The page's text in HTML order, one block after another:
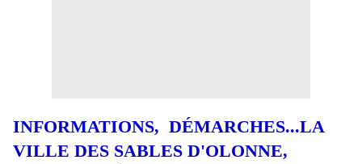
INFORMATIONS, DÉMARCHES...LA
VILLE DES SABLES D'OLONNE,